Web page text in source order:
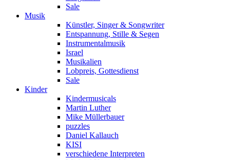
Sale
Musik
Künstler, Singer & Songwriter
Entspannung, Stille & Segen
Instrumentalmusik
Israel
Musikalien
Lobpreis, Gottesdienst
Sale
Kinder
Kindermusicals
Martin Luther
Mike Müllerbauer
puzzles
Daniel Kallauch
KISI
verschiedene Interpreten